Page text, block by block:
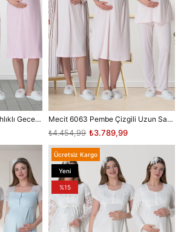
Mecit 6062 Pembe Sabahlıklı Gecelik Pijama Lohusa Set Mecit 6063 Pembe Çizgili Uzun Sabahlıklı Gecelik Pijama Lohusa Set
₺3.789,99
₺4.454,99
Ücretsiz Kargo
Yeni
Ürün
%15